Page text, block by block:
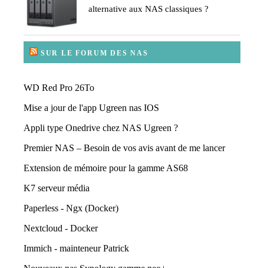
alternative aux NAS classiques ?
SUR LE FORUM DES NAS
WD Red Pro 26To
Mise a jour de l'app Ugreen nas IOS
Appli type Onedrive chez NAS Ugreen ?
Premier NAS – Besoin de vos avis avant de me lancer
Extension de mémoire pour la gamme AS68
K7 serveur média
Paperless - Ngx (Docker)
Nextcloud - Docker
Immich - mainteneur Patrick